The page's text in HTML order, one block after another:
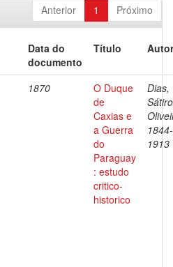
Anterior 1 Próximo
Data do
documento
Título
1870
O Duque
de
Caxias e
a Guerra
do
Paraguay
: estudo
critico-
historico
Dias,
1844-
1913